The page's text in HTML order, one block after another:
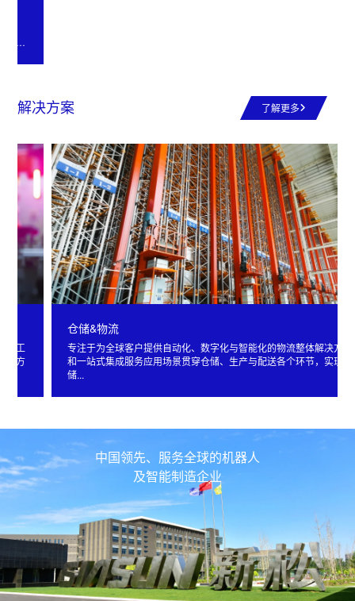
解决方案 了解更多
仓储&物流
专注于为全球客户提供自动化、数字化与智能化的物流整体解决方案
和一站式集成服务应用场景贯穿仓储、生产与配送各个环节，实现仓
中国领先、服务全球的机器人
及智能制造企业